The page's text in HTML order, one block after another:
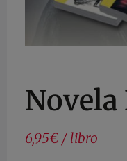
Novela
6,95€ / libro